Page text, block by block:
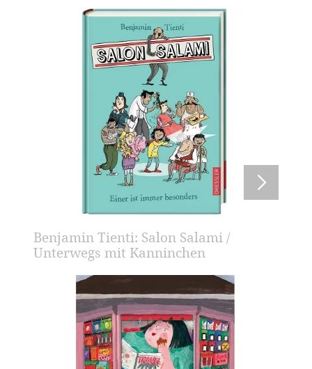
Benjamin Tienti: Salon Salami /
Unterwegs mit Kanninchen